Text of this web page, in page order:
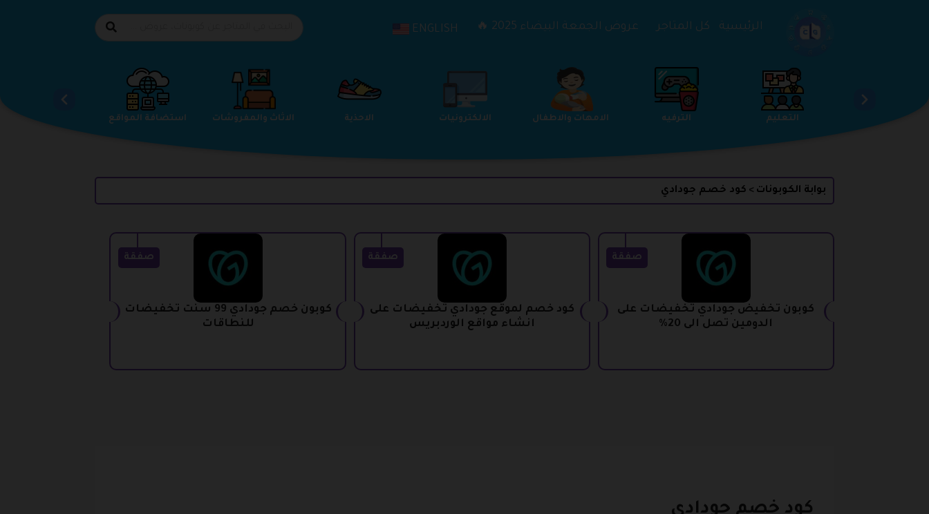
الرئيسية كل المتاجر عروض الجمعة البيضاء 2025 🔥 ENGLISH
استضافة المواقع الاثاث والمفروشات الاحذية الالكترونيات الامهات والاطفال الترفيه التعليم الجمال والعناية الخدمات
بوابة الكوبونات > كود خصم جودادي
صفقة
كوبون تخفيض جودادي تخفيضات على
الدومين تصل الى 20%
صفقة
كود خصم لموقع جودادي تخفيضات على
انشاء مواقع الوردبريس
صفقة
كوبون خصم جودادي 99 سنت تخفيضات
للنطاقات
كود خصم جودادي